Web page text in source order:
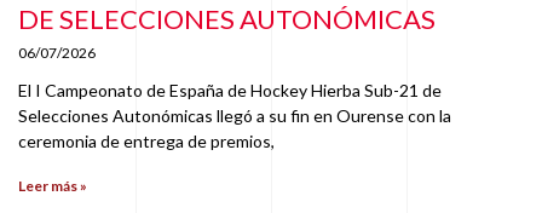
DE SELECCIONES AUTONÓMICAS
06/07/2026
El I Campeonato de España de Hockey Hierba Sub-21 de
Selecciones Autonómicas llegó a su fin en Ourense con la
ceremonia de entrega de premios,
Leer más »